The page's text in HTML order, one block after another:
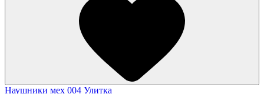
Наушники мех 004 Улитка